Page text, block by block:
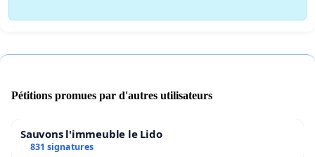
Pétitions promues par d'autres utilisateurs
Sauvons l'immeuble le Lido
831 signatures